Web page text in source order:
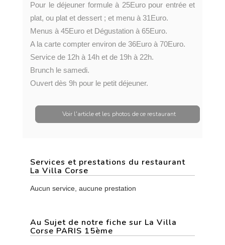
Pour le déjeuner formule à 25Euro pour entrée et
plat, ou plat et dessert ; et menu à 31Euro.
Menus à 45Euro et Dégustation à 65Euro.
A la carte compter environ de 36Euro à 70Euro.
Service de 12h à 14h et de 19h à 22h.
Brunch le samedi.
Ouvert dès 9h pour le petit déjeuner.
Voir l'article et les photos de ce restaurant
Services et prestations du restaurant
La Villa Corse
Aucun service, aucune prestation
Au Sujet de notre fiche sur La Villa
Corse PARIS 15ème